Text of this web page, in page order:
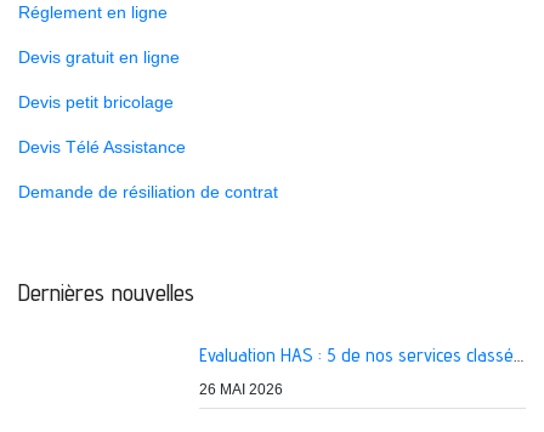
Réglement en ligne
Devis gratuit en ligne
Devis petit bricolage
Devis Télé Assistance
Demande de résiliation de contrat
Dernières nouvelles
Evaluation HAS : 5 de nos services classés A
26 MAI 2026